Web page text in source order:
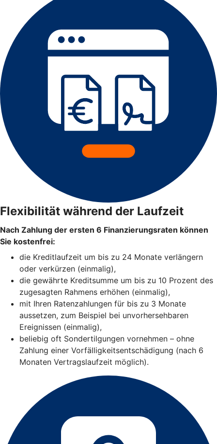
Flexibilität während der Laufzeit
Nach Zahlung der ersten 6 Finanzierungsraten können
Sie kostenfrei:
die Kreditlaufzeit um bis zu 24 Monate verlängern
oder verkürzen (einmalig),
die gewährte Kreditsumme um bis zu 10 Prozent des
zugesagten Rahmens erhöhen (einmalig),
mit Ihren Ratenzahlungen für bis zu 3 Monate
aussetzen, zum Beispiel bei unvorhersehbaren
Ereignissen (einmalig),
beliebig oft Sondertilgungen vornehmen – ohne
Zahlung einer Vorfälligkeitsentschädigung (nach 6
Monaten Vertragslaufzeit möglich).